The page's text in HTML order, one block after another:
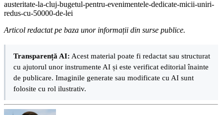
austeritate-la-cluj-bugetul-pentru-evenimentele-dedicate-micii-uniri-
redus-cu-50000-de-lei
Articol redactat pe baza unor informații din surse publice.
Transparență AI: Acest material poate fi redactat sau structurat
cu ajutorul unor instrumente AI și este verificat editorial înainte
de publicare. Imaginile generate sau modificate cu AI sunt
folosite cu rol ilustrativ.